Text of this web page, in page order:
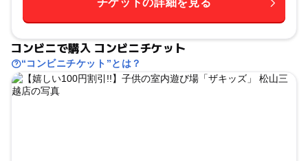
コンビニで購入 コンビニチケット
“コンビニチケット”とは？